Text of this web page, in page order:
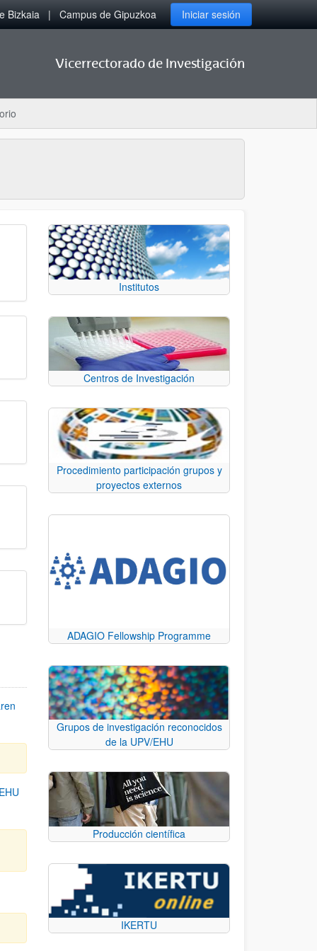
Bizkaia Campus de Gipuzkoa Iniciar sesión
Vicerrectorado de Investigación
Institutos
Centros de Investigación
Procedimiento participación grupos y
proyectos externos
ADAGIO Fellowship Programme
Grupos de investigación reconocidos
de la UPV/EHU
Producción científica
IKERTU